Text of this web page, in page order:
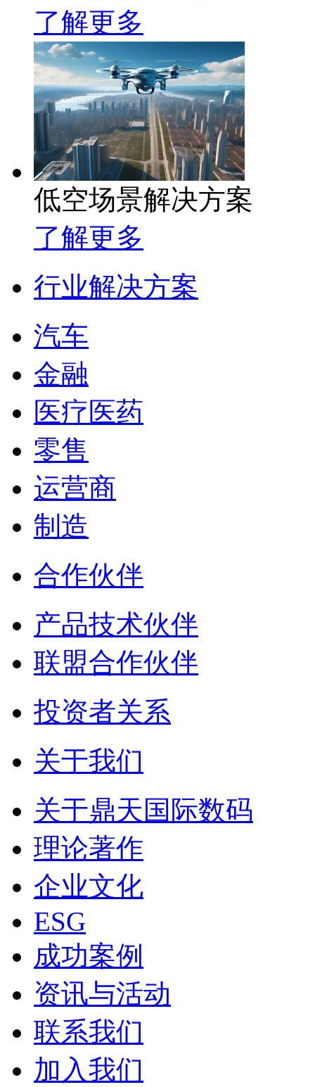
了解更多
低空场景解决方案
了解更多
行业解决方案
汽车
金融
医疗医药
零售
运营商
制造
合作伙伴
产品技术伙伴
联盟合作伙伴
投资者关系
关于我们
关于鼎天国际数码
理论著作
企业文化
ESG
成功案例
资讯与活动
联系我们
加入我们